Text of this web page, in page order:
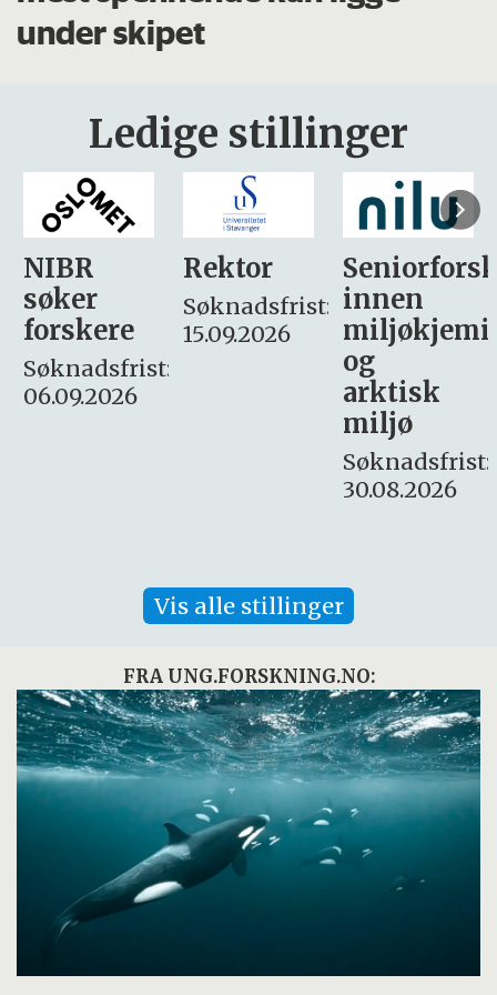
under skipet
Ledige stillinger
Rektor
Søknadsfrist:
15.09.2026
Seniorforsker
innen
miljøkjemi
søker
– fast
Søknadsfrist:
16. august.
Vis alle stillinger
FRA UNG.FORSKNING.NO: